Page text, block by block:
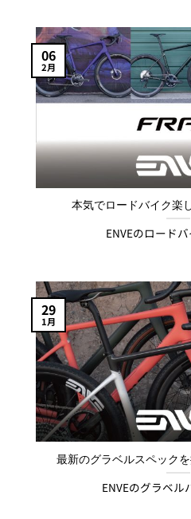
本気でロードバイク楽
ENVEのロード
06
2月
最新のグラベルスペックを
ENVEのグラベル
29
1月